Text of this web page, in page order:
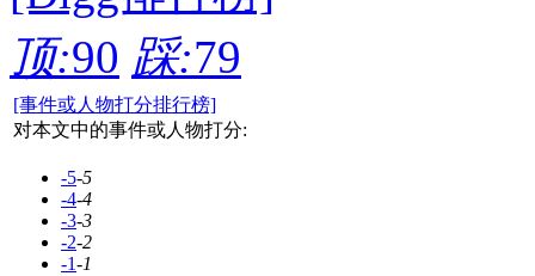
顶:90 踩:79
[事件或人物打分排行榜]
对本文中的事件或人物打分:
-5-5
-4-4
-3-3
-2-2
-1-1